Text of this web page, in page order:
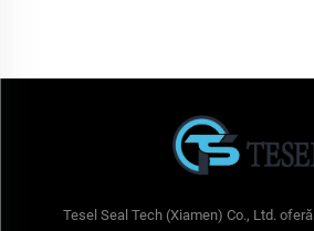
Tesel Seal Tech (Xiamen) Co., Ltd.